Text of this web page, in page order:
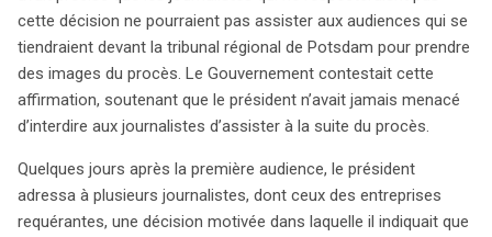
cette décision ne pourraient pas assister aux audiences qui se
tiendraient devant la tribunal régional de Potsdam pour prendre
des images du procès. Le Gouvernement contestait cette
affirmation, soutenant que le président n’avait jamais menacé
d’interdire aux journalistes d’assister à la suite du procès.
Quelques jours après la première audience, le président
adressa à plusieurs journalistes, dont ceux des entreprises
requérantes, une décision motivée dans laquelle il indiquait que